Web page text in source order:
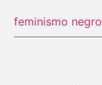
feminismo negro